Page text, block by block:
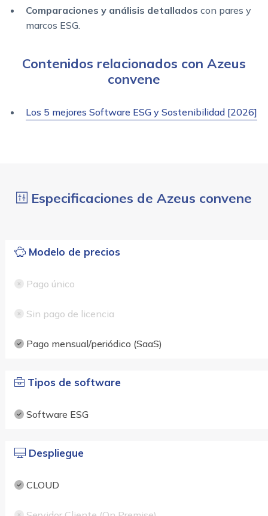
Comparaciones y análisis detallados con pares y
marcos ESG.
Contenidos relacionados con Azeus
convene
Los 5 mejores Software ESG y Sostenibilidad [2026]
Especificaciones de Azeus convene
Modelo de precios
Pago único
Sin pago de licencia
Pago mensual/periódico (SaaS)
Tipos de software
Software ESG
Despliegue
CLOUD